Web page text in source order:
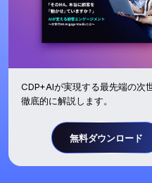
CDP+AIが実現する最先端の次
徹底的に解説します。
無料ダウンロード